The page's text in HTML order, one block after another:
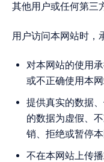
其他用户或任何第三
用户访问本网站时，
对本网站的使用
或不正确使用本
提供真实的数据
的数据为虚假、
销、拒绝或暂停
不在本网站上传